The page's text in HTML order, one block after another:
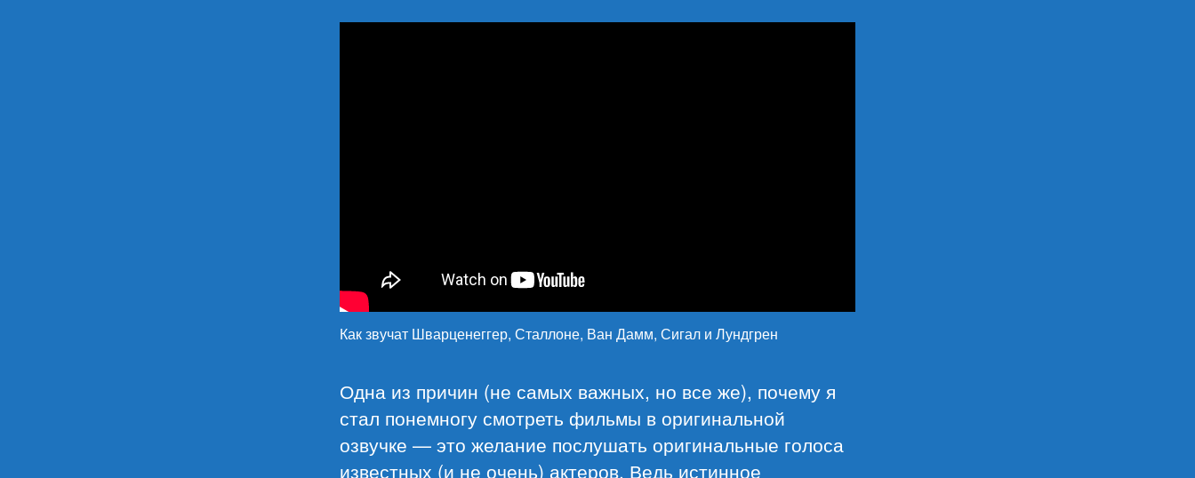
Как звучат Шварценеггер, Сталлоне, Ван Дамм, Сигал и Лундгрен
Одна из причин (не самых важных, но все же), почему я
стал понемногу смотреть фильмы в оригинальной
озвучке — это желание послушать оригинальные голоса
известных (и не очень) актеров. Ведь истинное